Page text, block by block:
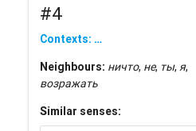
#4
Contexts: …
Neighbours: ничто, не, ты,я,
возражать
Similar senses: